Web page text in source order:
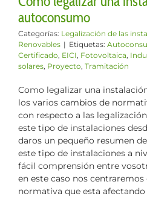
autoconsumo
Categorías: Legalización de las
Renovables | Etiquetas:
Certificado, EICI, Fotovoltaica,
solares, Proyecto, Tramitación
Como legalizar una
los varios cambios de
con respecto a las
este tipo de instalaciones
daros un pequeño resumen
este tipo de instalaciones a
fácil comprensión entre
en este caso nos
normativa que esta afectando